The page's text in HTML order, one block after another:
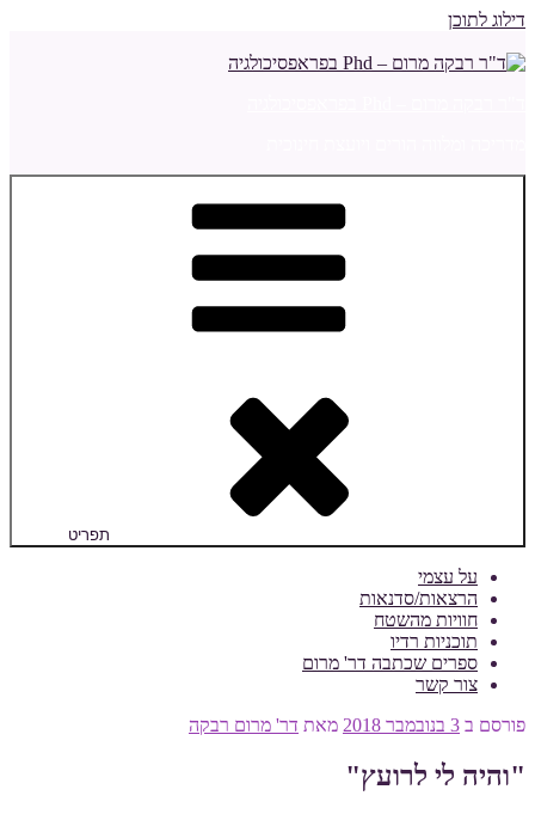
דילוג לתוכן
תפריט
על עצמי
הרצאות/סדנאות
חוויות מהשטח
תוכניות רדיו
ספרים שכתבה דר' מרום
צור קשר
פורסם ב 3 בנובמבר 2018 מאת דר' מרום רבקה
"והיה לי לרועץ"